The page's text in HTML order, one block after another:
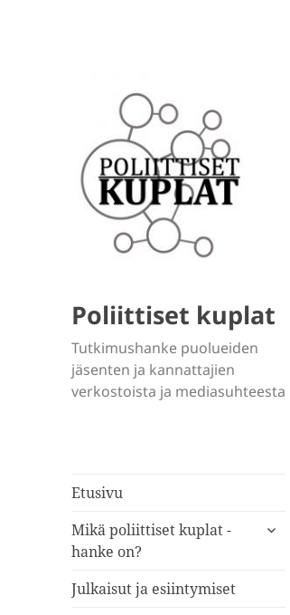
Poliittiset kuplat
Tutkimushanke puolueiden
jäsenten ja kannattajien
verkostoista ja mediasuhteesta
Etusivu
Mikä poliittiset kuplat -
hanke on?
näytä
Julkaisut ja esiintymiset